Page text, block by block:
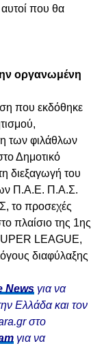
αυτοί που θα
οργανωμένη
που εκδόθηκε
των φιλάθλων
Δημοτικό
διεξαγωγή του
Π.Α.Ε. Π.Α.Σ.
προσεχές
πλαίσιο της 1ης
LEAGUE,
διαφύλαξης
Newsγια να
Ελλάδα και τον
στο
για να